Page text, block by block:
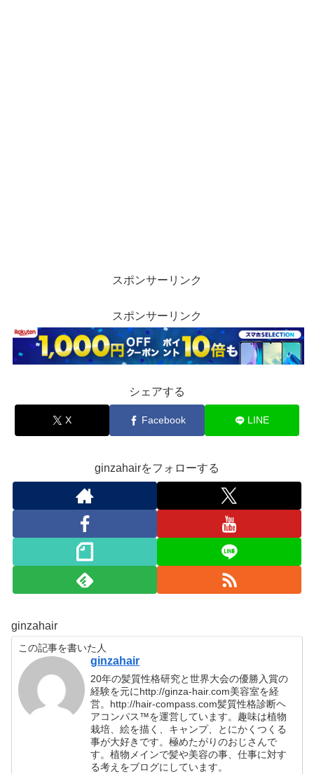
スポンサーリンク
スポンサーリンク
シェアする
X Facebook LINE
ginzahairをフォローする
ginzahair
この記事を書いた人
ginzahair
20年の髪質性格研究と世界大会の優勝入賞の
経験を元にhttp://ginza-hair.com美容室を経
営。http://hair-compass.com髪質性格診断ヘ
アコンパス™︎を運営しています。趣味は植物
栽培、絵を描く、キャンプ、とにかくつくる
事が大好きです。極めたがりのおじさんで
す。植物メインで髪や美容の事、仕事に対す
る考えをブログにしています。